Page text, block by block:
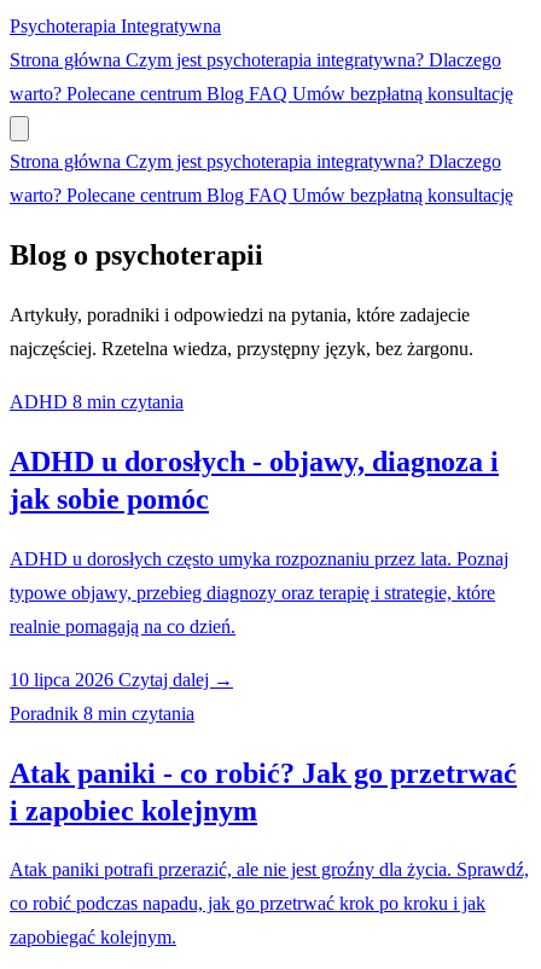
Psychoterapia Integratywna
Strona główna Czym jest psychoterapia integratywna? Dlaczego
warto? Polecane centrum Blog FAQ Umów bezpłatną konsultację
Strona główna Czym jest psychoterapia integratywna? Dlaczego
warto? Polecane centrum Blog FAQ Umów bezpłatną konsultację
Blog o psychoterapii
Artykuły, poradniki i odpowiedzi na pytania, które zadajecie
najczęściej. Rzetelna wiedza, przystępny język, bez żargonu.
ADHD 8 min czytania
ADHD u dorosłych - objawy, diagnoza i
jak sobie pomóc
ADHD u dorosłych często umyka rozpoznaniu przez lata. Poznaj
typowe objawy, przebieg diagnozy oraz terapię i strategie, które
realnie pomagają na co dzień.
10 lipca 2026 Czytaj dalej →
Poradnik 8 min czytania
Atak paniki - co robić? Jak go przetrwać
i zapobiec kolejnym
Atak paniki potrafi przerazić, ale nie jest groźny dla życia. Sprawdź,
co robić podczas napadu, jak go przetrwać krok po kroku i jak
zapobiegać kolejnym.